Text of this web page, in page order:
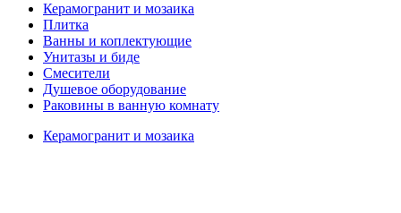
Керамогранит и мозаика
Плитка
Ванны и коплектующие
Унитазы и биде
Смесители
Душевое оборудование
Раковины в ванную комнату
Керамогранит и мозаика